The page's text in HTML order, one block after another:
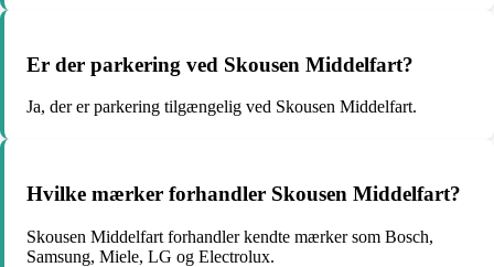
Er der parkering ved Skousen Middelfart?
Ja, der er parkering tilgængelig ved Skousen Middelfart.
Hvilke mærker forhandler Skousen Middelfart?
Skousen Middelfart forhandler kendte mærker som Bosch,
Samsung, Miele, LG og Electrolux.